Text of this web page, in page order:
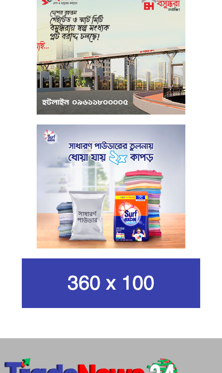
মধ্যপ্রাচ্যে সংকটের কারণে কার্গো পরিবহনে
বিঘ্ন ঘটছে
পরিবেশবান্ধব উদ্যোক্তারা ইউসিবি থেকে
পাবেন ২৫ লাখ টাকা ঋণ
পুঁজিবাজারে অনিয়মের তথ্য প্রদানকারীর
সুরক্ষায় বিধিমালা প্রণয়ন
খামেনি হত্যার প্রতিশোধ নেওয়ার ঘোষণা
ইরানের রেভোল্যুশনারি গার্ডের
কার্বন কারখানার ধোঁয়ায় ক্ষতির মুখে কৃষি ও
পরিবেশ
ইরানের সর্বোচ্চ ধর্মীয় নেতা খামেনি নিহত
গান দিয়ে তারুণ্যে আধুনিকতা আনতে